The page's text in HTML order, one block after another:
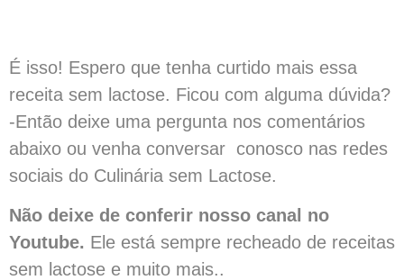
É isso! Espero que tenha curtido mais essa
receita sem lactose. Ficou com alguma dúvida?
-Então deixe uma pergunta nos comentários
abaixo ou venha conversar conosco nas redes
sociais do Culinária sem Lactose.
Não deixe de conferir nosso canal no
Youtube. Ele está sempre recheado de receitas
sem lactose e muito mais..